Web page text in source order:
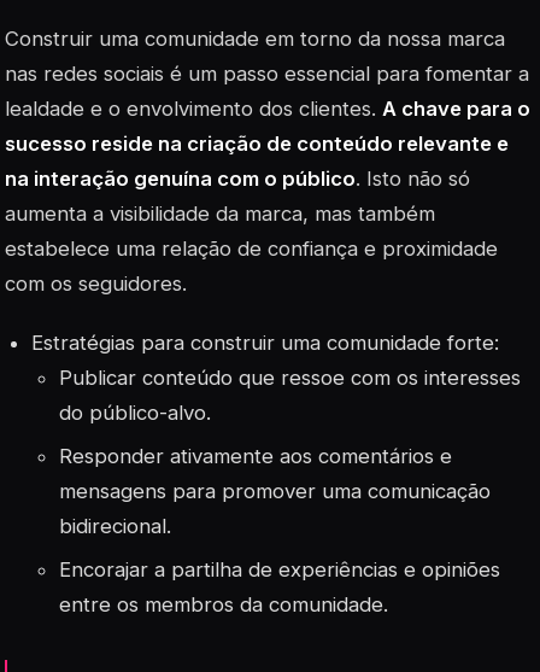
Construir uma comunidade em torno da nossa marca
nas redes sociais é um passo essencial para fomentar a
lealdade e o envolvimento dos clientes. A chave para o
sucesso reside na criação de conteúdo relevante e
na interação genuína com o público. Isto não só
aumenta a visibilidade da marca, mas também
estabelece uma relação de confiança e proximidade
com os seguidores.
Estratégias para construir uma comunidade forte:
Publicar conteúdo que ressoe com os interesses
do público-alvo.
Responder ativamente aos comentários e
mensagens para promover uma comunicação
bidirecional.
Encorajar a partilha de experiências e opiniões
entre os membros da comunidade.